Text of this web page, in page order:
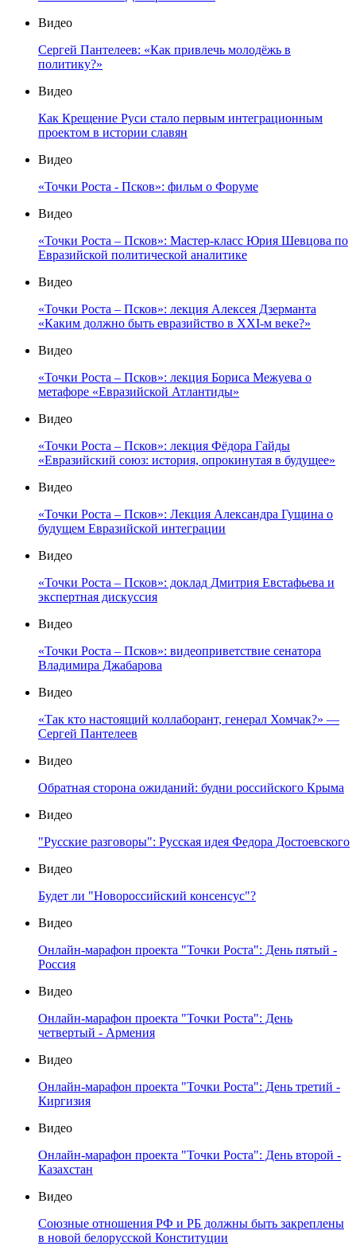
Видео
Сергей Пантелеев: «Как привлечь молодёжь в
политику?»
Видео
Как Крещение Руси стало первым интеграционным
проектом в истории славян
Видео
«Точки Роста - Псков»: фильм о Форуме
Видео
«Точки Роста – Псков»: Мастер-класс Юрия Шевцова по
Евразийской политической аналитике
Видео
«Точки Роста – Псков»: лекция Алексея Дзерманта
«Каким должно быть евразийство в XXI-м веке?»
Видео
«Точки Роста – Псков»: лекция Бориса Межуева о
метафоре «Евразийской Атлантиды»
Видео
«Точки Роста – Псков»: лекция Фёдора Гайды
«Евразийский союз: история, опрокинутая в будущее»
Видео
«Точки Роста – Псков»: Лекция Александра Гущина о
будущем Евразийской интеграции
Видео
«Точки Роста – Псков»: доклад Дмитрия Евстафьева и
экспертная дискуссия
Видео
«Точки Роста – Псков»: видеоприветствие сенатора
Владимира Джабарова
Видео
«Так кто настоящий коллаборант, генерал Хомчак?» —
Сергей Пантелеев
Видео
Обратная сторона ожиданий: будни российского Крыма
Видео
"Русские разговоры": Русская идея Федора Достоевского
Видео
Будет ли "Новороссийский консенсус"?
Видео
Онлайн-марафон проекта "Точки Роста": День пятый -
Россия
Видео
Онлайн-марафон проекта "Точки Роста": День
четвертый - Армения
Видео
Онлайн-марафон проекта "Точки Роста": День третий -
Киргизия
Видео
Онлайн-марафон проекта "Точки Роста": День второй -
Казахстан
Видео
Союзные отношения РФ и РБ должны быть закреплены
в новой белорусской Конституции